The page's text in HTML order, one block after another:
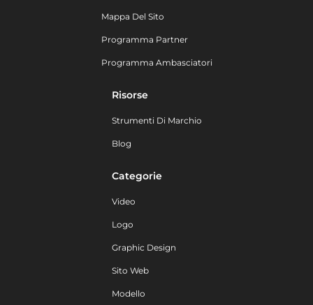
Mappa Del Sito
Programma Partner
Programma Ambasciatori
Risorse
Strumenti Di Marchio
Blog
Categorie
Video
Logo
Graphic Design
Sito Web
Modello